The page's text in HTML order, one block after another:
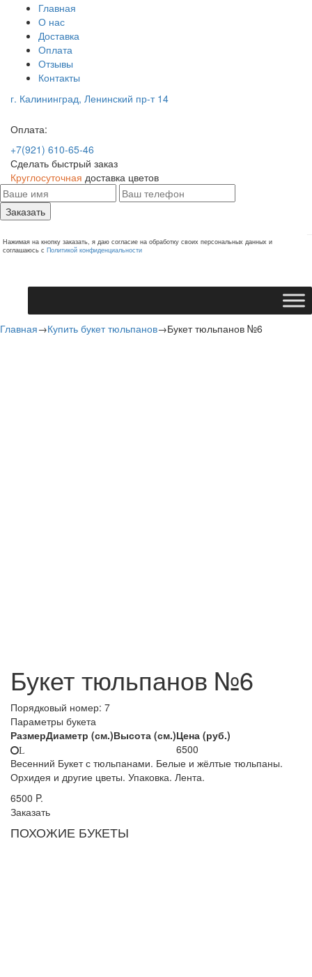
Главная
О нас
Доставка
Оплата
Отзывы
Контакты
г. Калининград, Ленинский пр-т 14
Оплата:
+7(921) 610-65-46
Сделать быстрый заказ
Круглосуточная доставка цветов
Заказать
Нажимая на кнопку заказать, я даю согласие на обработку своих персональных данных и
соглашаюсь с Политикой конфиденциальности
Главная→Купить букет тюльпанов→Букет тюльпанов №6
Букет тюльпанов №6
Порядковый номер: 7
Параметры букета
РазмерДиаметр (см.)Высота (см.)Цена (руб.)
L
6500
Весенний Букет с тюльпанами. Белые и жёлтые тюльпаны.
Орхидея и другие цветы. Упаковка. Лента.
6500 P.
Заказать
ПОХОЖИЕ БУКЕТЫ